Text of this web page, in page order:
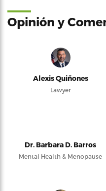
Opinión y
Alexis Quiñones
Lawyer
Dr. Barbara D. Barros
Mental Health & Menopause